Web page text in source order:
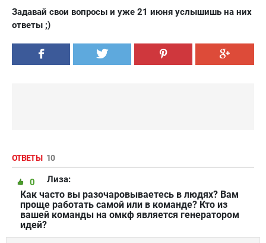
Задавай свои вопросы и уже 21 июня услышишь на них
ответы ;)
ОТВЕТЫ 10
Лиза:
0
Как часто вы разочаровываетесь в людях? Вам
проще работать самой или в команде? Кто из
вашей команды на омкф является генератором
идей?